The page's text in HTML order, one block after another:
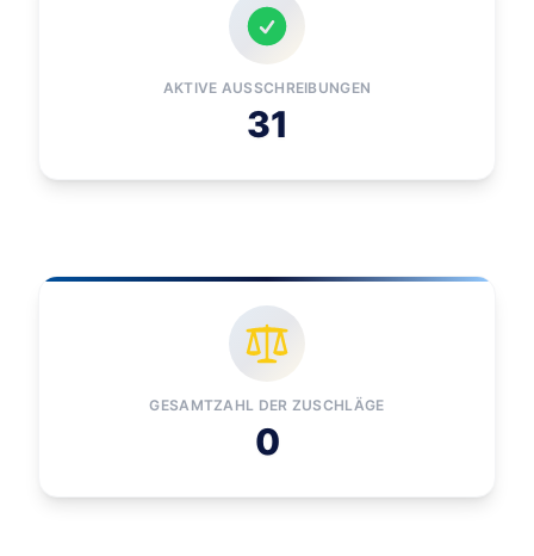
AKTIVE AUSSCHREIBUNGEN
31
GESAMTZAHL DER ZUSCHLÄGE
0